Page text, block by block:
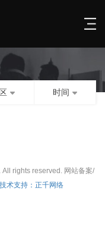
时间
rights reserved. 网站备案/
技术支持：正千网络